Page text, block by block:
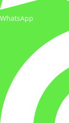
WhatsApp